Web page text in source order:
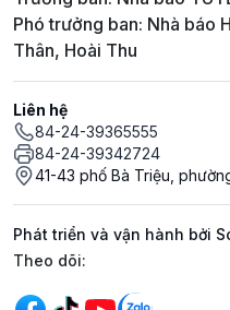
Phó trưởng ban: Nhà báo
Thân, Hoài Thu
Liên hệ
84-24-39365555
84-24-39342724
41-43 phố Bà Triệu,
Phát triển và vận hành bởi
Mạng xã hội
Theo dõi: